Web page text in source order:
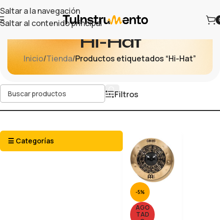
Saltar a la navegación
Saltar al contenido principal
Hi-Hat
Inicio/Tienda/Productos etiquetados “Hi-Hat”
Filtros
☰ Categorías
-5%
AGO
TAD